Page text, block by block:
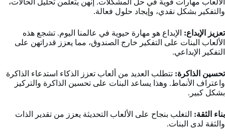
الألعاب مهارات قوية في حل المشكلات. إنهن يتعلمن تحليل الحالات،
والتفكير بشكل نقدي، وإيجاد حلول فعالة.
تعزيز الإبداع: الإبداع هو مهارة حيوية في عالمنا اليوم. تشجع هذه
الألعاب البنات على التفكير خارج الصندوق، مما يعزز قدراتهن على
التفكير الإبداعي.
تحسين الذاكرة: تتطلب العديد من ألعاب تعزز الذكاء استدعاء الذاكرة
واعتراف الأنماط. وهذا يساعد البنات على تحسين الذاكرة والتركيز
بشكل كبير.
بناء الثقة: التغلب بنجاح على الألعاب التحديثة يعزز من تقدير الذات
والثقة لدى البنات.